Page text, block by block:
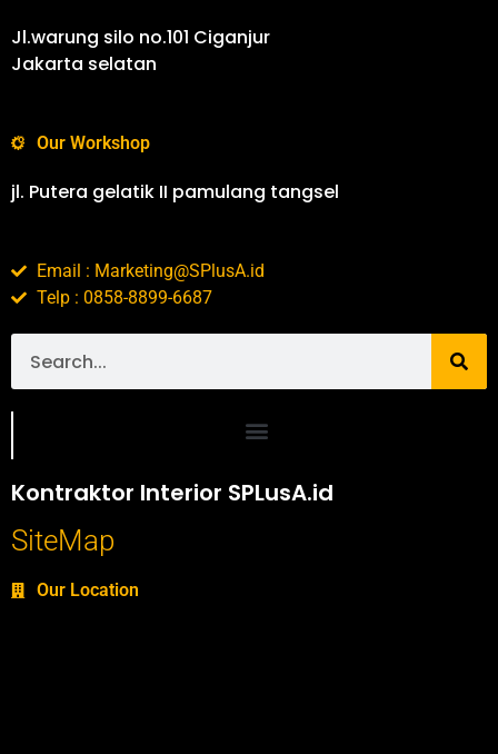
Jl.warung silo no.101 Ciganjur
Jakarta selatan
Our Workshop
jl. Putera gelatik II pamulang tangsel
Email : Marketing@SPlusA.id
Telp : 0858-8899-6687
Kontraktor Interior SPLusA.id
SiteMap
Our Location